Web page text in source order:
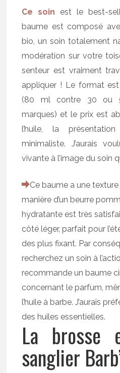
Ce soin est le best-
baume est composé
bio, un soin totalement
modération sur votre
senteur est vraiment
appliquer ! Le format
(80 ml contre 30 ou
marques) et le prix est
l’huile, la
minimaliste. J’aurais
vivante à l’image du soin
Ce baume a une
manière d’un beurre
hydratante est très
côté léger, parfait pour
des plus fixant. Par
recherchez un soin à
recommande un baume
concernant le parfum,
l’huile à barbe. J’aurais
des huiles essentielles.
La brosse
sanglier